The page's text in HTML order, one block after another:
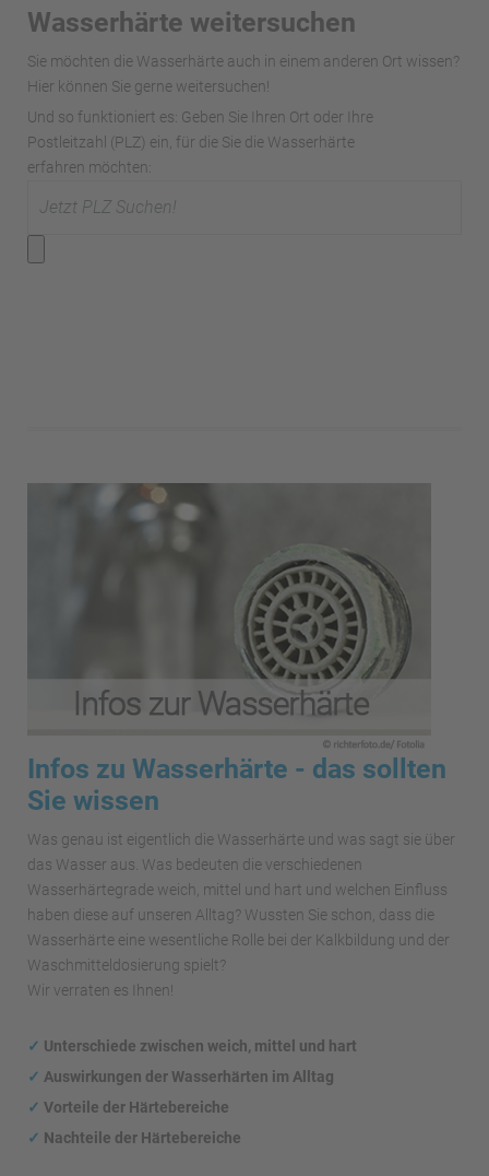
Wasserhärte weitersuchen
Sie möchten die Wasserhärte auch in einem anderen Ort wissen?
Hier können Sie gerne weitersuchen!
Und so funktioniert es: Geben Sie Ihren Ort oder Ihre
Postleitzahl (PLZ) ein, für die Sie die Wasserhärte
erfahren möchten:
Infos zu Wasserhärte - das sollten
Sie wissen
Was genau ist eigentlich die Wasserhärte und was sagt sie über
das Wasser aus. Was bedeuten die verschiedenen
Wasserhärtegrade weich, mittel und hart und welchen Einfluss
haben diese auf unseren Alltag? Wussten Sie schon, dass die
Wasserhärte eine wesentliche Rolle bei der Kalkbildung und der
Waschmitteldosierung spielt?
Wir verraten es Ihnen!
✓ Unterschiede zwischen weich, mittel und hart
✓ Auswirkungen der Wasserhärten im Alltag
✓ Vorteile der Härtebereiche
✓ Nachteile der Härtebereiche